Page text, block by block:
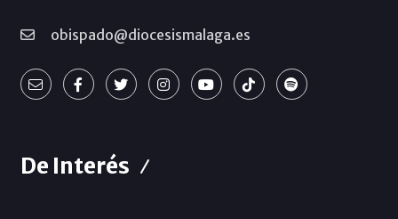
obispado@diocesismalaga.es
De Interés